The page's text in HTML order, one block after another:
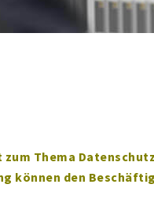
Thema
können den